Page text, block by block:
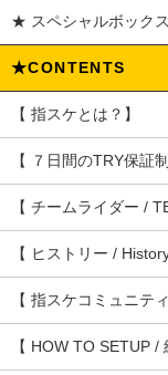
★ スペシャルボック
★CONTENTS
【 指スケとは？】
【 ７日間のTRY保証制
【 チームライダー /
【 ヒストリー / History
【 指スケコミュニテ
【 HOW TO SETUP /